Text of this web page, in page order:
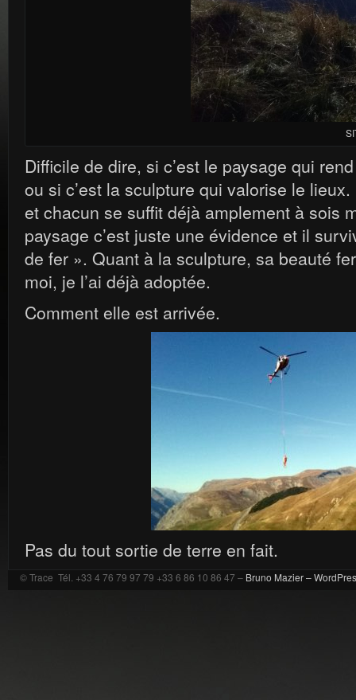
Difficile de dire, si c’est le paysage qui
ou si c’est la sculpture qui valorise le lieux.
et chacun se suffit déjà amplement à sois
paysage c’est juste une évidence et il
de fer ». Quant à la sculpture, sa beauté
moi, je l’ai déjà adoptée.
Comment elle est arrivée.
Pas du tout sortie de terre en fait.
© Trace Tél. +33 4 76 79 97 79 +33 6 86 10 86 47 – Bruno Mazier –